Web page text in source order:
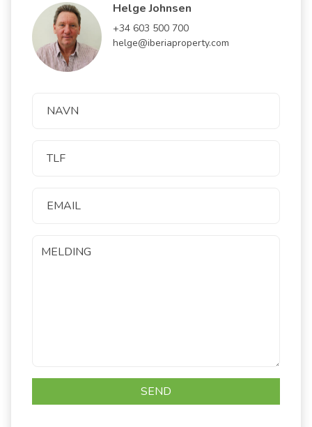
Helge Johnsen
+34 603 500 700
helge@iberiaproperty.com